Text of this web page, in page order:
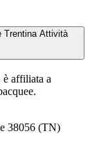
Trentina Attività
affiliata a
38056 (TN)